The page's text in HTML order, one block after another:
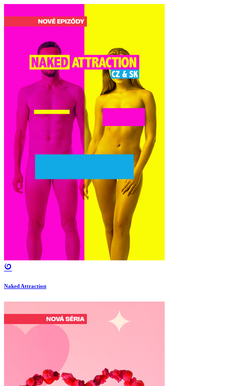
Naked Attraction